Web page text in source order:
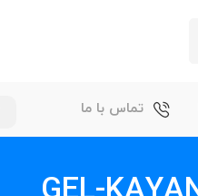
تماس با ما